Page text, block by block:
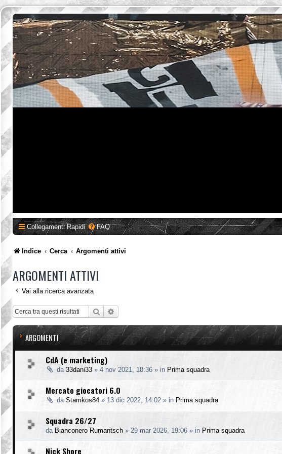
Collegamenti Rapidi FAQ
Indice Cerca Argomenti attivi
ARGOMENTI ATTIVI
Vai alla ricerca avanzata
Cerca
ARGOMENTI
CdA (e marketing)
da 33dani33 » 4 nov 2021, 18:36 » in Prima squadra
Mercato giocatori 6.0
da Stamkos84 » 13 dic 2022, 14:02 » in Prima squadra
Squadra 26/27
da Bianconero Rumantsch » 29 mar 2026, 19:06 » in Prima squadra
Nick Shore